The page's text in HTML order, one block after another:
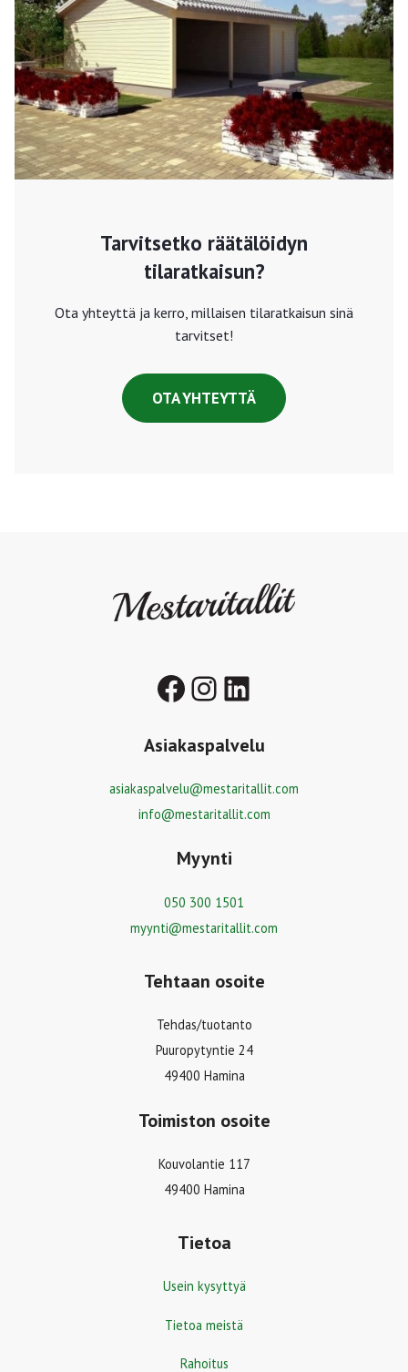
Tarvitsetko räätälöidyn
tilaratkaisun?
Ota yhteyttä ja kerro, millaisen tilaratkaisun sinä
tarvitset!
OTA YHTEYTTÄ
Facebook
Instagram
LinkedIn
Asiakaspalvelu
asiakaspalvelu@mestaritallit.com
info@mestaritallit.com
Myynti
050 300 1501
myynti@mestaritallit.com
Tehtaan osoite
Tehdas/tuotanto
Puuropytyntie 24
49400 Hamina
Toimiston osoite
Kouvolantie 117
49400 Hamina
Tietoa
Usein kysyttyä
Tietoa meistä
Rahoitus